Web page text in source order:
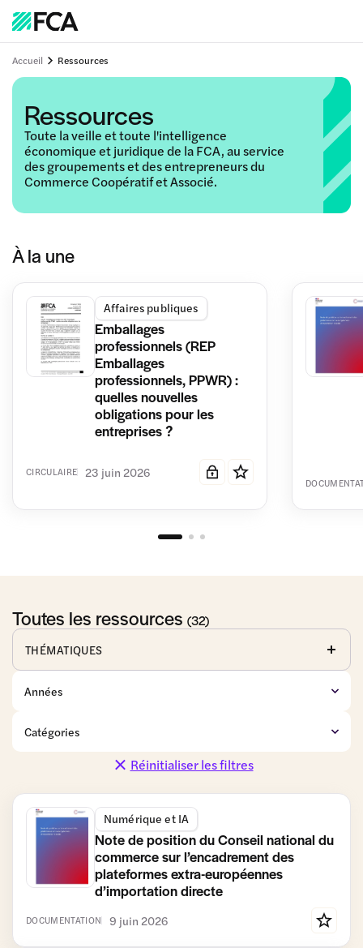
Accueil Ressources
Ressources
Toute la veille et toute l'intelligence
économique et juridique de la FCA, au service
des groupements et des entrepreneurs du
Commerce Coopératif et Associé.
À la une
Affaires publiques
Emballages
professionnels (REP
Emballages
professionnels, PPWR) :
quelles nouvelles
obligations pour les
entreprises ?
CIRCULAIRE 23 juin 2026
Toutes les ressources (32)
THÉMATIQUES
publiques
de détail
personnelles
Fiscalité et
Comptabilité
Gestion du
patrimoine
Logistique
Modèle
coopératif
et associé
Moyens
de
paiement
Numérique
et IA
Relations
RSE Simplification
Réinitialiser les filtres
Numérique et IA
Note de position du Conseil national du
commerce sur l’encadrement des
plateformes extra-européennes
d’importation directe
DOCUMENTATION 9 juin 2026